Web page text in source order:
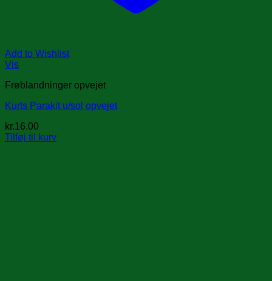
Add to Wishlist
Vis
Frøblandninger opvejet
Kurts Parakit u/sol opvejet
kr.16.00
Tilføj til kurv